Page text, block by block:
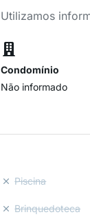
Utilizamos
Condomínio
Não informado
Piscina
Brinquedoteca